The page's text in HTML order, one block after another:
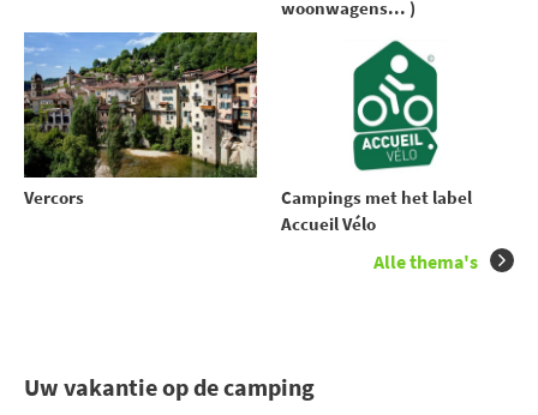
woonwagens... )
Vercors
Campings met het label
Accueil Vélo
Alle thema's
Uw vakantie op de camping